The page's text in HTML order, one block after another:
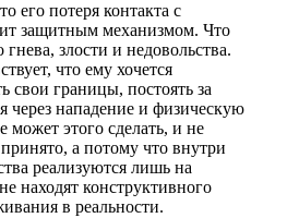
его потеря контакта с
защитным механизмом. Что
злости и недовольства.
что ему хочется
свои границы, постоять за
через нападение и физическую
может этого сделать, и не
а потому что внутри
реализуются лишь на
находят конструктивного
в реальности.